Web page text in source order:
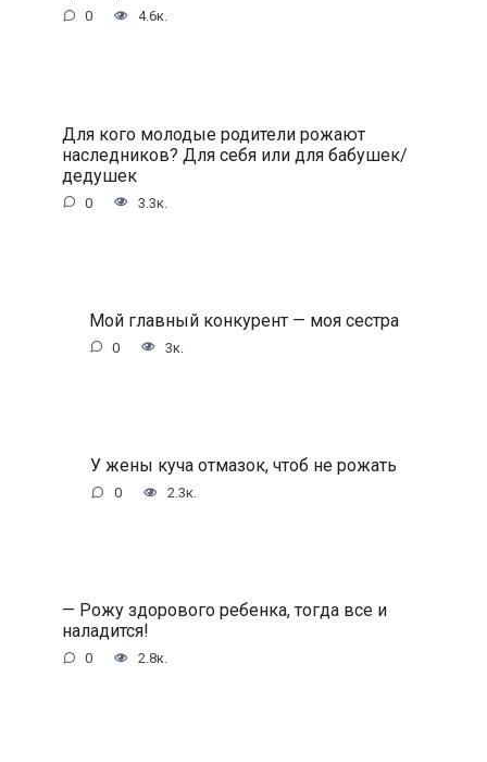
0 4.6к.
Для кого молодые родители рожают
наследников? Для себя или для бабушек/
дедушек
0 3.3к.
Мой главный конкурент — моя сестра
0 3к.
У жены куча отмазок, чтоб не рожать
0 2.3к.
— Рожу здорового ребенка, тогда все и
наладится!
0 2.8к.